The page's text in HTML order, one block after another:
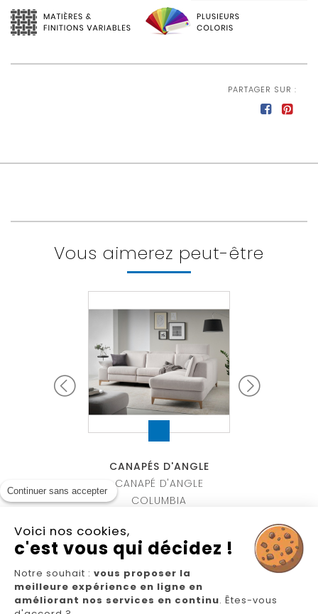
Assise en mousse de polyuréthane N 30 kg/m3 +
ouate 150 gr/m2
Structure en bois massif, panneaux de particules
PARTAGER SUR :
Vous aimerez peut-être
CANAPÉS D'ANGLE
CANAPÉ D'ANGLE
COLUMBIA
Nous suivre
Continuer sans accepter
Voici nos cookies,
c'est vous qui décidez !
Notre souhait : vous proposer la
meilleure expérience en ligne en
améliorant nos services en continu. Êtes-vous